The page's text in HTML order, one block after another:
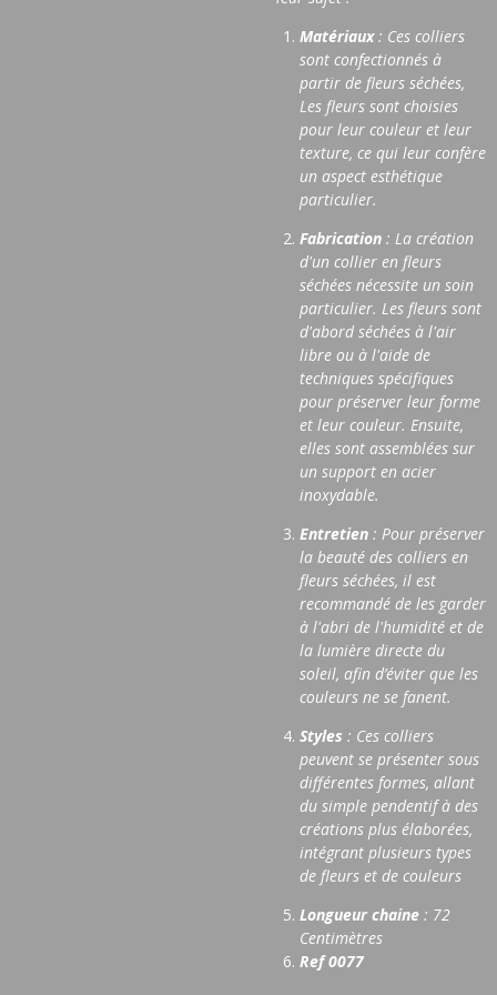
Matériaux: Ces colliers
sont confectionnés à
partir de fleurs séchées,
Les fleurs sont choisies
pour leur couleur et leur
texture, ce qui leur confère
un aspect esthétique
particulier.
Fabrication : La création
d'un collier en fleurs
séchées nécessite un soin
particulier. Les fleurs sont
d'abord séchées à l'air
libre ou à l'aide de
techniques spécifiques
pour préserver leur forme
et leur couleur. Ensuite,
elles sont assemblées sur
un support en acier
inoxydable.
Entretien : Pour préserver
la beauté des colliers en
fleurs séchées, il est
recommandé de les garder
à l'abri de l'humidité et de
la lumière directe du
soleil, afin d’éviter que les
couleurs ne se fanent.
Styles : Ces colliers
peuvent se présenter sous
différentes formes, allant
du simple pendentif à des
créations plus élaborées,
intégrant plusieurs types
de fleurs et de couleurs
Longueur chaine : 72
Centimètres
Ref 0077